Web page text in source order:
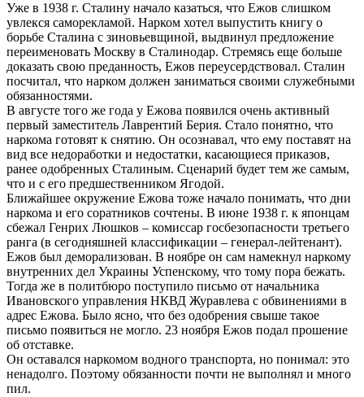
Уже в 1938 г. Сталину начало казаться, что Ежов слишком
увлекся саморекламой. Нарком хотел выпустить книгу о
борьбе Сталина с зиновьевщиной, выдвинул предложение
переименовать Москву в Сталинодар. Стремясь еще больше
доказать свою преданность, Ежов переусердствовал. Сталин
посчитал, что нарком должен заниматься своими служебными
обязанностями.
В августе того же года у Ежова появился очень активный
первый заместитель Лаврентий Берия. Стало понятно, что
наркома готовят к снятию. Он осознавал, что ему поставят на
вид все недоработки и недостатки, касающиеся приказов,
ранее одобренных Сталиным. Сценарий будет тем же самым,
что и с его предшественником Ягодой.
Ближайшее окружение Ежова тоже начало понимать, что дни
наркома и его соратников сочтены. В июне 1938 г. к японцам
сбежал Генрих Люшков – комиссар госбезопасности третьего
ранга (в сегодняшней классификации – генерал-лейтенант).
Ежов был деморализован. В ноябре он сам намекнул наркому
внутренних дел Украины Успенскому, что тому пора бежать.
Тогда же в политбюро поступило письмо от начальника
Ивановского управления НКВД Журавлева с обвинениями в
адрес Ежова. Было ясно, что без одобрения свыше такое
письмо появиться не могло. 23 ноября Ежов подал прошение
об отставке.
Он оставался наркомом водного транспорта, но понимал: это
ненадолго. Поэтому обязанности почти не выполнял и много
пил.